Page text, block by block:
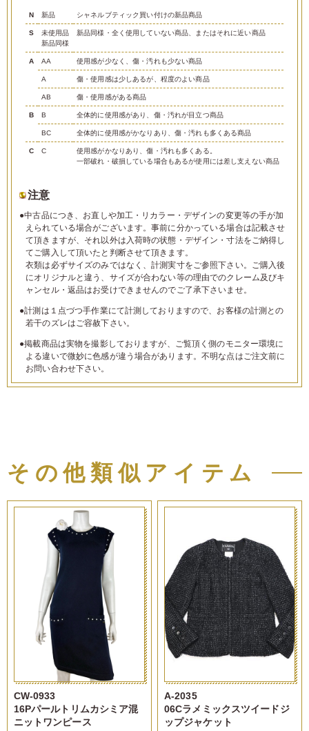
N 新品 シャネルブティック買い付けの新品商品
S
未使用品
新品同様
新品同様・全く使用していない商品、またはそれに近い商品
A AA 使用感が少なく、傷・汚れも少ない商品
A 傷・使用感は少しあるが、程度のよい商品
AB 傷・使用感がある商品
B B 全体的に使用感があり、傷・汚れが目立つ商品
BC 全体的に使用感がかなりあり、傷・汚れも多くある商品
C C
使用感がかなりあり、傷・汚れも多くある。
一部破れ・破損している場合もあるが使用には差し支えない商品
注意
●中古品につき、お直しや加工・リカラー・デザインの変更等の手が加
えられている場合がございます。事前に分かっている場合は記載させ
て頂きますが、それ以外は入荷時の状態・デザイン・寸法をご納得し
てご購入して頂いたと判断させて頂きます。
衣類は必ずサイズのみではなく、計測実寸をご参照下さい。ご購入後
にオリジナルと違う、サイズが合わない等の理由でのクレーム及びキ
ャンセル・返品はお受けできませんのでご了承下さいませ。
●計測は１点づつ手作業にて計測しておりますので、お客様の計測との
若干のズレはご容赦下さい。
●掲載商品は実物を撮影しておりますが、ご覧頂く側のモニター環境に
よる違いで微妙に色感が違う場合があります。不明な点はご注文前に
お問い合わせ下さい。
その他類似アイテム
CW-0933
16Pパールトリムカシミア混
ニットワンピース
A-2035
06Cラメミックスツイードジ
ップジャケット